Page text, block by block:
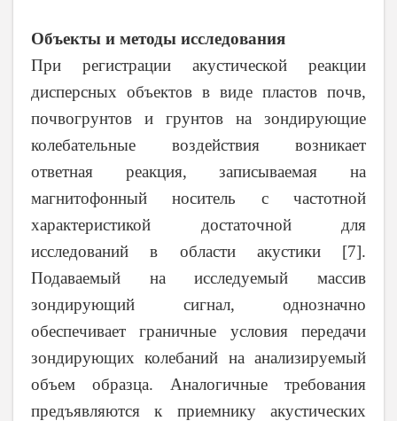
Объекты и методы исследования
При регистрации акустической реакции
дисперсных объектов в виде пластов почв,
почвогрунтов и грунтов на зондирующие
колебательные воздействия возникает
ответная реакция, записываемая на
магнитофонный носитель с частотной
характеристикой достаточной для
исследований в области акустики [7].
Подаваемый на исследуемый массив
зондирующий сигнал, однозначно
обеспечивает граничные условия передачи
зондирующих колебаний на анализируемый
объем образца. Аналогичные требования
предъявляются к приемнику акустических